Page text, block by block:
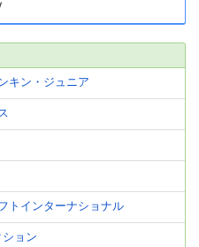
キン・ジュニア
トインターナショナル
ション